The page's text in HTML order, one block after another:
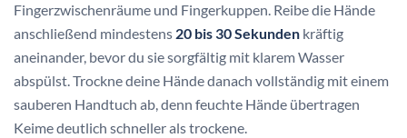
Fingerzwischenräume und Fingerkuppen. Reibe die Hände
anschließend mindestens 20 bis 30 Sekunden kräftig
aneinander, bevor du sie sorgfältig mit klarem Wasser
abspülst. Trockne deine Hände danach vollständig mit einem
sauberen Handtuch ab, denn feuchte Hände übertragen
Keime deutlich schneller als trockene.